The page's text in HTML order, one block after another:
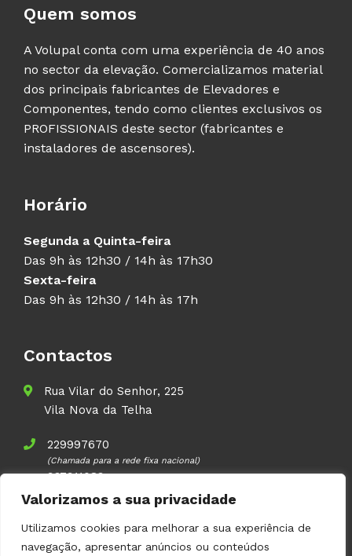
Valorizamos a sua privacidade
Utilizamos cookies para melhorar a sua experiência de
navegação, apresentar anúncios ou conteúdos
Quem somos
A Volupal conta com uma experiência de 40 anos
no sector da elevação. Comercializamos material
dos principais fabricantes de Elevadores e
Componentes, tendo como clientes exclusivos os
PROFISSIONAIS deste sector (fabricantes e
instaladores de ascensores).
Horário
Segunda a Quinta-feira
Das 9h às 12h30 / 14h às 17h30
Sexta-feira
Das 9h às 12h30 / 14h às 17h
Contactos
Rua Vilar do Senhor, 225
Vila Nova da Telha
229997670
(Chamada para a rede fixa nacional)
937911083
(Chamada para a rede móvel nacional)
geral@volupal.pt